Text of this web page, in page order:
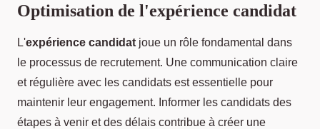
Optimisation de l'expérience candidat
L'expérience candidat joue un rôle fondamental dans
le processus de recrutement. Une communication claire
et régulière avec les candidats est essentielle pour
maintenir leur engagement. Informer les candidats des
étapes à venir et des délais contribue à créer une